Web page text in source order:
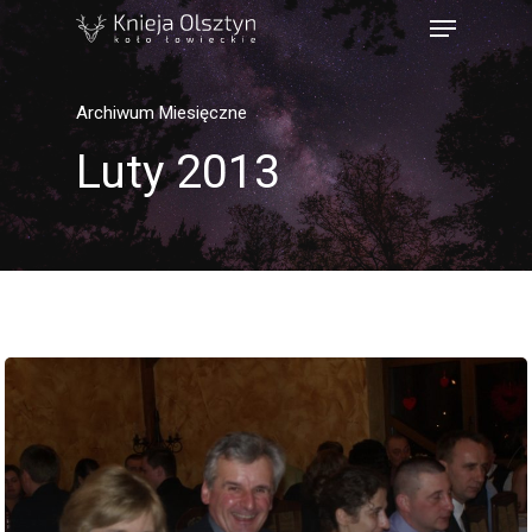
Archiwum Miesięczne
Luty 2013
Książka Polowań
Mapy Obwodów
Informacje